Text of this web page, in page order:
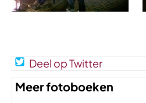
Deel op Twitter
Meer fotoboeken